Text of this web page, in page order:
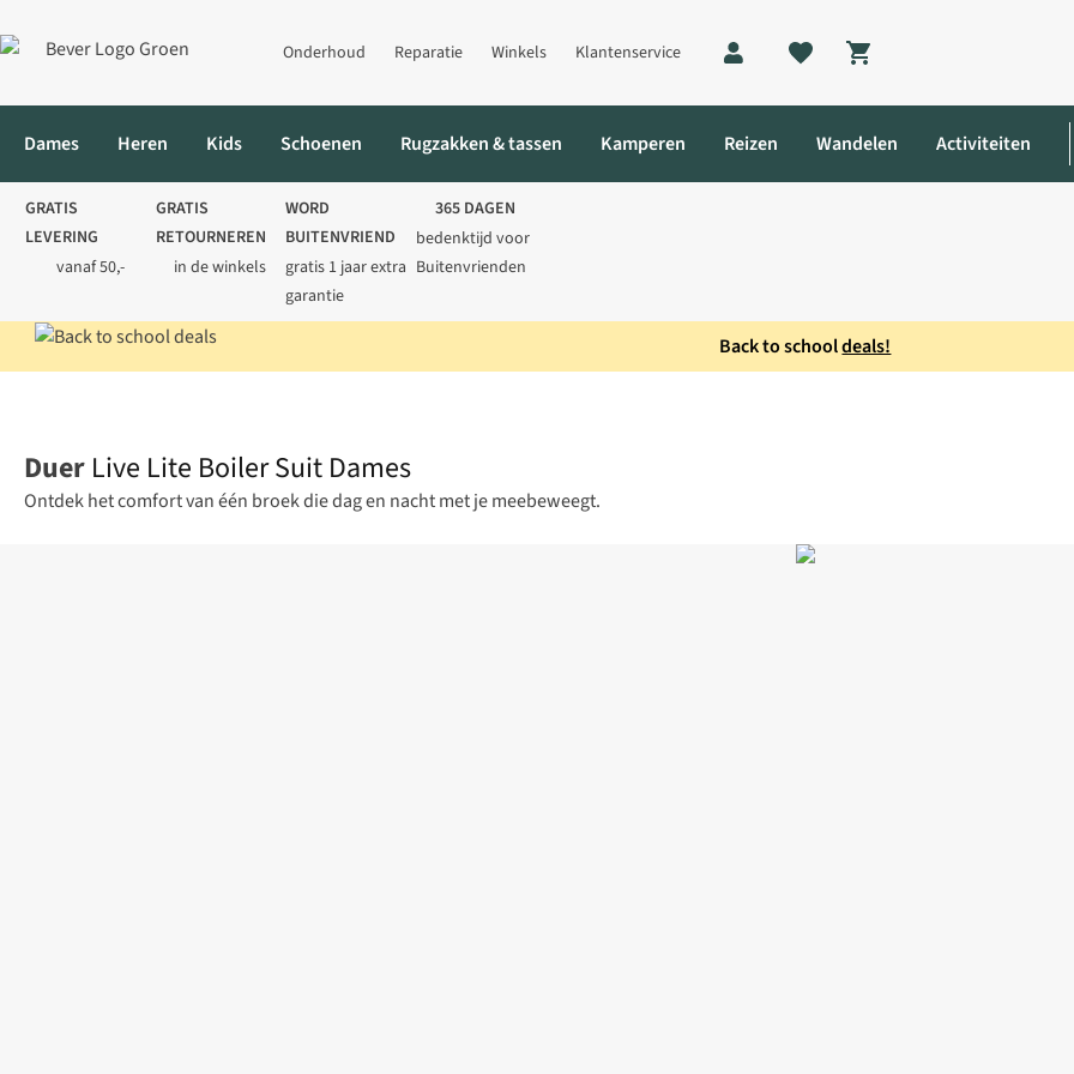
Onderhoud Reparatie Winkels Klantenservice
Shopping cart
Dames Heren Kids Schoenen Rugzakken & tassen Kamperen Reizen Wandelen Activiteiten
GRATIS
LEVERING
vanaf 50,-
GRATIS
RETOURNEREN
in de winkels
WORD
BUITENVRIEND
gratis 1 jaar extra
garantie
365 DAGEN
bedenktijd voor
Buitenvrienden
Back to schooldeals!
Duer Live Lite Boiler Suit Dames
Ontdek het comfort van één broek die dag en nacht met je meebeweegt.